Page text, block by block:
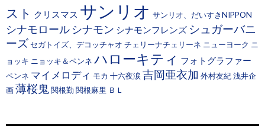
スト クリスマス サンリオ サンリオ、だいすきNIPPON
シナモロール シナモン シナモンフレンズ シュガーバニ
ーズ セガトイズ、デコッチャオ チェリーナチェリーネ ニューヨーク ニ
ョッキ ニョッキ＆ペンネ ハローキティ フォトグラファー
ペンネ マイメロディ モカ 十六夜涙 吉岡亜衣加 外村友紀浅井企
画薄桜鬼関根勤関根麻里 ＢＬ